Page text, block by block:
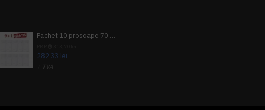
Pachet 10 prosoape 70 x 140cm 9 + 1 gratuit
282,33 lei
+ TVA